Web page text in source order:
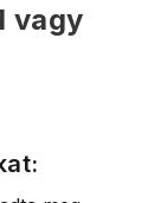
vagy